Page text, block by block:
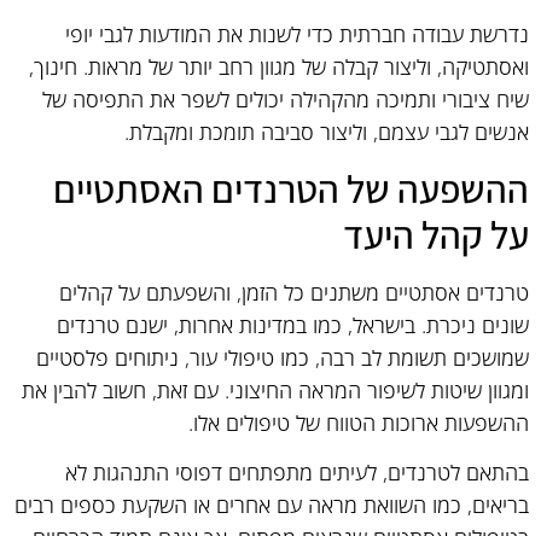
נדרשת עבודה חברתית כדי לשנות את המודעות לגבי יופי
ואסתטיקה, וליצור קבלה של מגוון רחב יותר של מראות. חינוך,
שיח ציבורי ותמיכה מהקהילה יכולים לשפר את התפיסה של
אנשים לגבי עצמם, וליצור סביבה תומכת ומקבלת.
ההשפעה של הטרנדים האסתטיים
על קהל היעד
טרנדים אסתטיים משתנים כל הזמן, והשפעתם על קהלים
שונים ניכרת. בישראל, כמו במדינות אחרות, ישנם טרנדים
שמושכים תשומת לב רבה, כמו טיפולי עור, ניתוחים פלסטיים
ומגוון שיטות לשיפור המראה החיצוני. עם זאת, חשוב להבין את
ההשפעות ארוכות הטווח של טיפולים אלו.
בהתאם לטרנדים, לעיתים מתפתחים דפוסי התנהגות לא
בריאים, כמו השוואת מראה עם אחרים או השקעת כספים רבים